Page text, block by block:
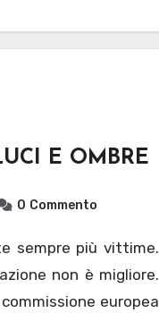
E OMBRE
0 Commento
non è migliore.
europea